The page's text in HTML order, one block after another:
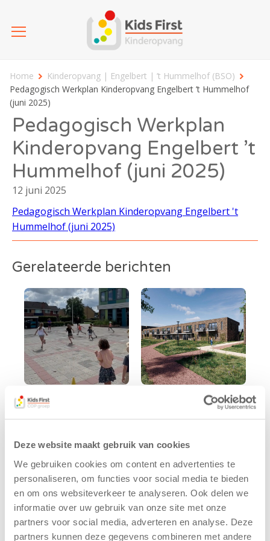
Deze website maakt gebruik van cookies
We gebruiken cookies om content en advertenties te
personaliseren, om functies voor social media te bieden
en om ons websiteverkeer te analyseren. Ook delen we
informatie over uw gebruik van onze site met onze
partners voor social media, adverteren en analyse. Deze
partners kunnen deze gegevens combineren met andere
Home
Kinderopvang | Engelbert | ’t Hummelhof (BSO)
Pedagogisch Werkplan Kinderopvang Engelbert ’t Hummelhof
(juni 2025)
Pedagogisch Werkplan
Kinderopvang Engelbert ’t
Hummelhof (juni 2025)
12 juni 2025
Pedagogisch Werkplan Kinderopvang Engelbert 't
Hummelhof (juni 2025)
Gerelateerde berichten
Kinderen BSO
De
trainen alvast
voor Kids First
Mini 4 Mijl
7 augustus 2026
Eelde, 6 augustus
2026 – Kinderen
tekent
voor nieuw
kindcentrum in
wijk Wiarda in
Leeuwarden
11 juni 2026
Leeuwarden –